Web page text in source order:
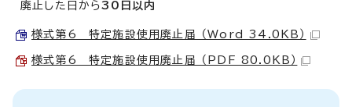
廃止した日から30日以内
様式第6 特定施設使用廃止届 （Word 34.0KB）
様式第6 特定施設使用廃止届 （PDF 80.0KB）